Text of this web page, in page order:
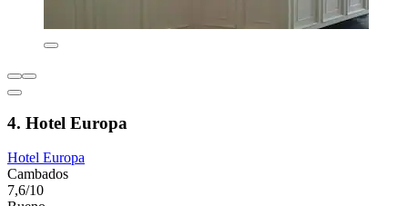
4. Hotel Europa
Hotel Europa
Cambados
7,6/10